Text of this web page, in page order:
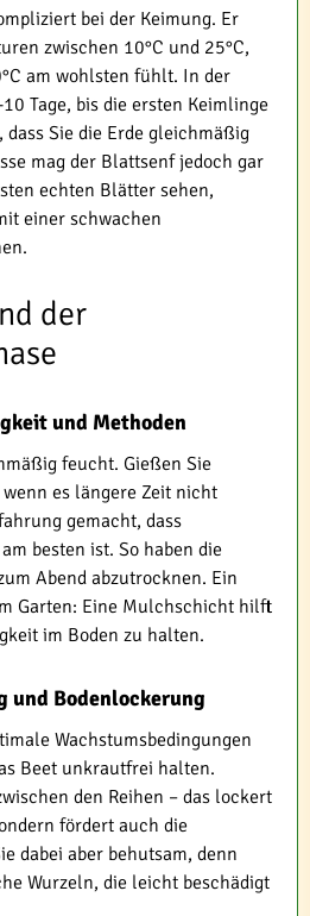
bei der Keimung. Er
zwischen 10°C und 25°C,
am wohlsten fühlt. In der
Tage, bis die ersten Keimlinge
Sie die Erde gleichmäßig
mag der Blattsenf jedoch gar
echten Blätter sehen,
einer schwachen
der
und Methoden
feucht. Gießen Sie
es längere Zeit nicht
gemacht, dass
besten ist. So haben die
Abend abzutrocknen. Ein
Garten: Eine Mulchschicht hilft
im Boden zu halten.
und Bodenlockerung
Wachstumsbedingungen
Beet unkrautfrei halten.
den Reihen – das lockert
fördert auch die
dabei aber behutsam, denn
Wurzeln, die leicht beschädigt